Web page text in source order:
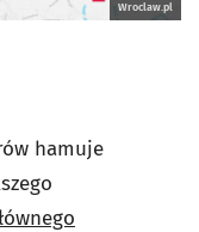
Wroclaw.pl
hamuje